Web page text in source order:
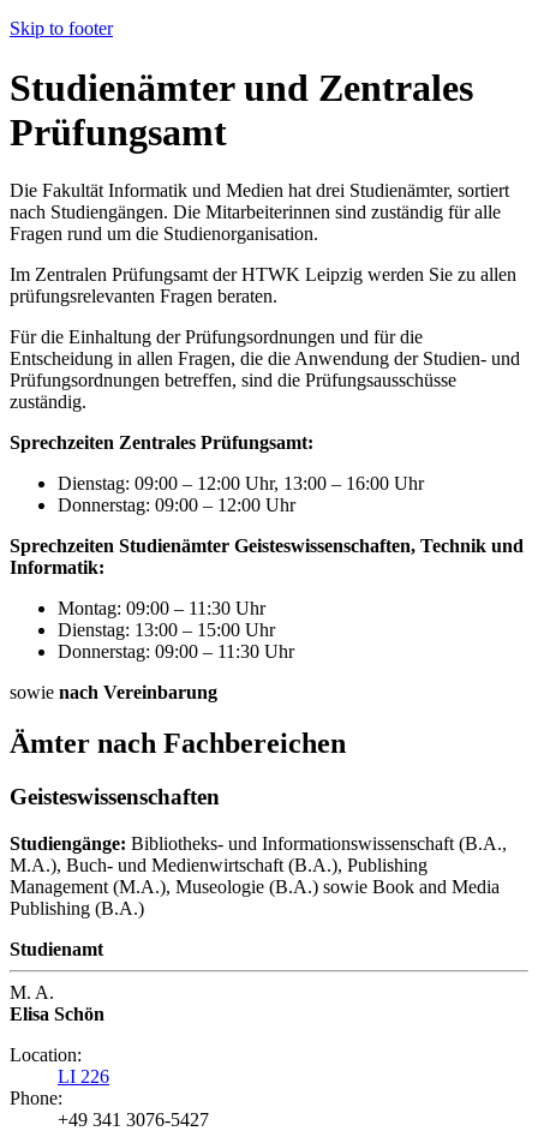
Skip to footer
Studienämter und Zentrales
Prüfungsamt
Die Fakultät Informatik und Medien hat drei Studienämter, sortiert
nach Studiengängen. Die Mitarbeiterinnen sind zuständig für alle
Fragen rund um die Studienorganisation.
Im Zentralen Prüfungsamt der HTWK Leipzig werden Sie zu allen
prüfungsrelevanten Fragen beraten.
Für die Einhaltung der Prüfungsordnungen und für die
Entscheidung in allen Fragen, die die Anwendung der Studien- und
Prüfungsordnungen betreffen, sind die Prüfungsausschüsse
zuständig.
Sprechzeiten Zentrales Prüfungsamt:
Dienstag: 09:00 – 12:00 Uhr, 13:00 – 16:00 Uhr
Donnerstag: 09:00 – 12:00 Uhr
Sprechzeiten Studienämter Geisteswissenschaften, Technik und
Informatik:
Montag: 09:00 – 11:30 Uhr
Dienstag: 13:00 – 15:00 Uhr
Donnerstag: 09:00 – 11:30 Uhr
sowie nach Vereinbarung
Ämter nach Fachbereichen
Geisteswissenschaften
Studiengänge: Bibliotheks- und Informationswissenschaft (B.A.,
M.A.), Buch- und Medienwirtschaft (B.A.), Publishing
Management (M.A.), Museologie (B.A.) sowie Book and Media
Publishing (B.A.)
Studienamt
M. A.
Elisa Schön
Location:
LI 226
Phone:
+49 341 3076-5427